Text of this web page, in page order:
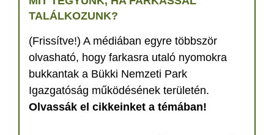
TALÁLKOZUNK?
(Frissítve!) A médiában egyre többször
olvasható, hogy farkasra utaló nyomokra
bukkantak a Bükki Nemzeti Park
Igazgatóság működésének területén.
Olvassák el cikkeinket a témában!